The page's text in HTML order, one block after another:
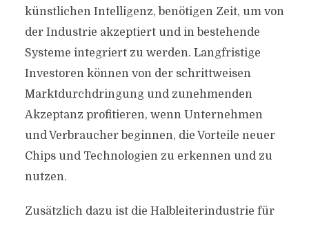
künstlichen Intelligenz, benötigen Zeit, um von
der Industrie akzeptiert und in bestehende
Systeme integriert zu werden. Langfristige
Investoren können von der schrittweisen
Marktdurchdringung und zunehmenden
Akzeptanz profitieren, wenn Unternehmen
und Verbraucher beginnen, die Vorteile neuer
Chips und Technologien zu erkennen und zu
nutzen.
Zusätzlich dazu ist die Halbleiterindustrie für